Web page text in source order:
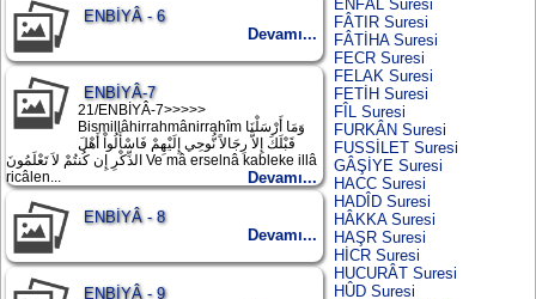
ENBİYÂ - 6
Devamı...
ENBİYÂ-7
21/ENBİYÂ-7>>>>>
Bismillâhirrahmânirrahîm وَمَا أَرْسَلْنَا
قَبْلَكَ إِلاَّ رِجَالاً نُّوحِي إِلَيْهِمْ فَاسْأَلُواْ أَهْلَ
الذِّكْرِ إِن كُنتُمْ لاَ تَعْلَمُونَ Ve mâ erselnâ kableke illâ
ricâlen...
Devamı...
ENBİYÂ - 8
Devamı...
ENBİYÂ - 9
ENFÂL Suresi
FÂTIR Suresi
FÂTİHA Suresi
FECR Suresi
FELAK Suresi
FETİH Suresi
FÎL Suresi
FURKÂN Suresi
FUSSİLET Suresi
GÂŞİYE Suresi
HACC Suresi
HADÎD Suresi
HÂKKA Suresi
HAŞR Suresi
HİCR Suresi
HUCURÂT Suresi
HÛD Suresi